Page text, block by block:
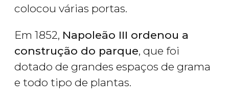
colocou várias portas.
Em 1852, Napoleão III ordenou a
construção do parque, que foi
dotado de grandes espaços de grama
e todo tipo de plantas.